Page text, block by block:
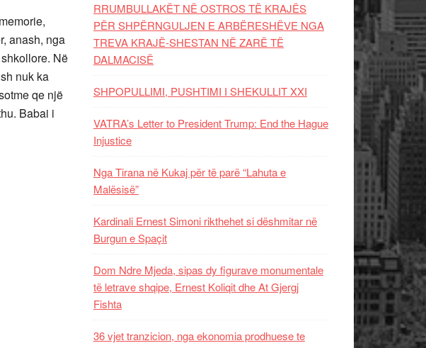
anash, nga
Në
nuk ka
qe një
Babai i
RRUMBULLAKËT NË OSTROS TË KRAJËS
PËR SHPËRNGULJEN E ARBËRESHËVE NGA
TREVA KRAJË-SHESTAN NË ZARË TË
DALMACISË
SHPOPULLIMI, PUSHTIMI I SHEKULLIT XXI
VATRA’s Letter to President Trump: End the Hague
Injustice
Nga Tirana në Kukaj për të parë “Lahuta e
Malësisë”
Kardinali Ernest Simoni rikthehet si dëshmitar në
Burgun e Spaçit
Dom Ndre Mjeda, sipas dy figurave monumentale
të letrave shqipe, Ernest Koliqit dhe At Gjergj
Fishta
36 vjet tranzicion, nga ekonomia prodhuese te